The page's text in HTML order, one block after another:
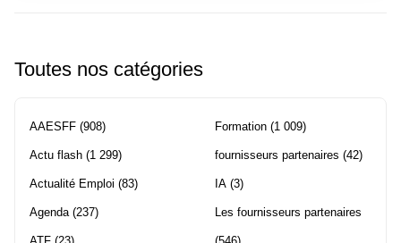
Toutes nos catégories
AAESFF (908)
Actu flash (1 299)
Actualité Emploi (83)
Agenda(237)
Formation (1 009)
fournisseurs partenaires (42)
IA (3)
Les fournisseurs partenaires